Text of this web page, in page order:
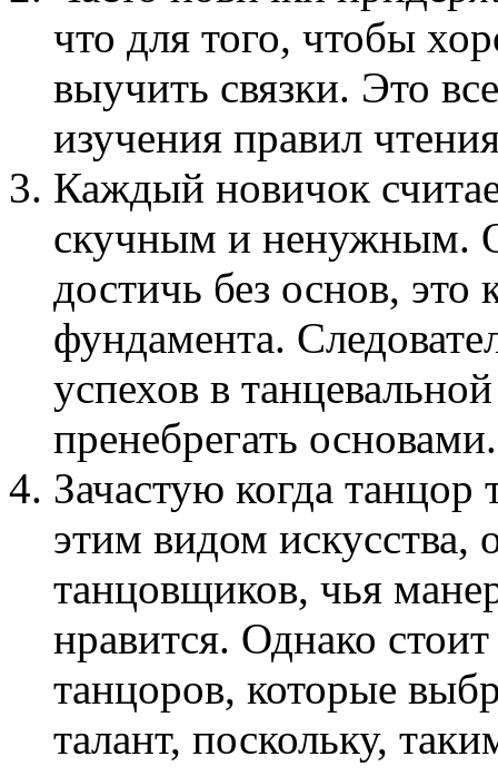
что для того, чтобы
выучить связки. Это
изучения правил
Каждый новичок
скучным и ненужным.
достичь без основ, это
фундамента.
успехов в
пренебрегать основами.
Зачастую когда танцор
этим видом искусства,
танцовщиков, чья
нравится. Однако
танцоров, которые
талант, поскольку,